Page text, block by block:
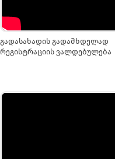
გადასახადის გადამხდელად
რეგისტრაციის ვალდებულება